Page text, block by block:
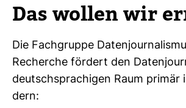
Das wollen wir
Die Fach­gruppe
Recherche för­dert den
deutsch­spra­chigen Raum primär
dern: